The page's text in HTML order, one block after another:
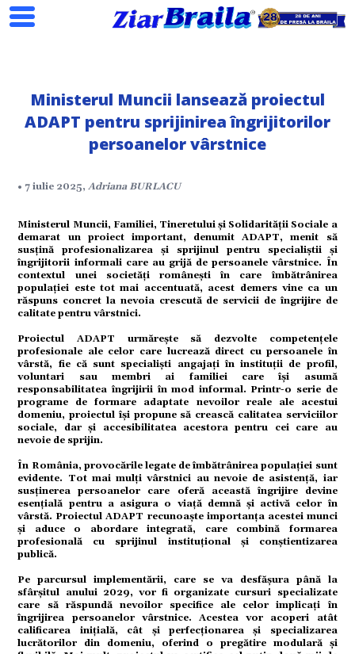
Search
Ministerul Muncii lansează proiectul
ADAPT pentru sprijinirea îngrijitorilor
persoanelor vârstnice
• 7 iulie 2025,Adriana BURLACU
Ministerul Muncii, Familiei, Tineretului și Solidarității Sociale a
demarat un proiect important, denumit ADAPT, menit să
susțină profesionalizarea și sprijinul pentru specialiștii și
îngrijitorii informali care au grijă de persoanele vârstnice. În
contextul unei societăți românești în care îmbătrânirea
populației este tot mai accentuată, acest demers vine ca un
răspuns concret la nevoia crescută de servicii de îngrijire de
calitate pentru vârstnici.
Proiectul ADAPT urmărește să dezvolte competențele
profesionale ale celor care lucrează direct cu persoanele în
vârstă, fie că sunt specialiști angajați în instituții de profil,
voluntari sau membri ai familiei care își asumă
responsabilitatea îngrijirii în mod informal. Printr-o serie de
programe de formare adaptate nevoilor reale ale acestui
domeniu, proiectul își propune să crească calitatea serviciilor
sociale, dar și accesibilitatea acestora pentru cei care au
nevoie de sprijin.
În România, provocările legate de îmbătrânirea populației sunt
evidente. Tot mai mulți vârstnici au nevoie de asistență, iar
susținerea persoanelor care oferă această îngrijire devine
esențială pentru a asigura o viață demnă și activă celor în
vârstă. Proiectul ADAPT recunoaște importanța acestei munci
și aduce o abordare integrată, care combină formarea
profesională cu sprijinul instituțional și conștientizarea
publică.
Pe parcursul implementării, care se va desfășura până la
sfârșitul anului 2029, vor fi organizate cursuri specializate
care să răspundă nevoilor specifice ale celor implicați în
îngrijirea persoanelor vârstnice. Acestea vor acoperi atât
calificarea inițială, cât și perfecționarea și specializarea
lucrătorilor din domeniu, oferind o pregătire modulară și